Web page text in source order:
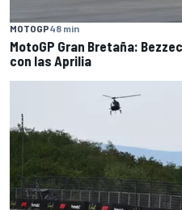
MOTOGP48 min
MotoGP Gran Bretaña:
con las Aprilia